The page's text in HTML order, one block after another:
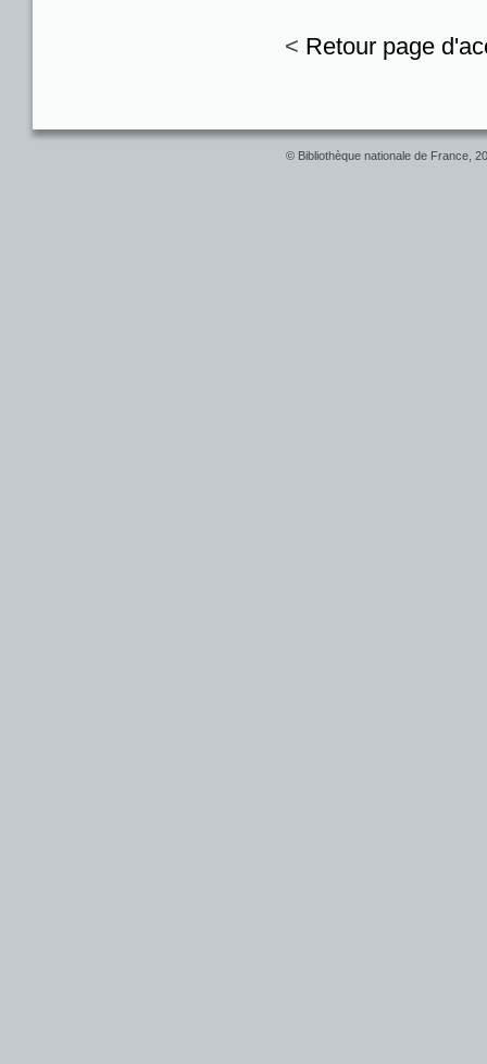
< Retour page
© Bibliothèque nationale de France,